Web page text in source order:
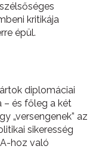
kritikája
épül.
diplomáciai
– és főleg a két
„versengenek” az
sikeresség
hoz való